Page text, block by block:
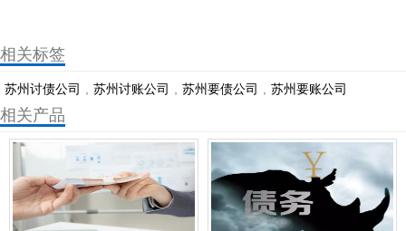
相关标签
苏州讨债公司 苏州讨账公司 苏州要债公司 ​苏州要账公司
相关产品